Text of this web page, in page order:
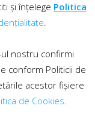
rezervate.
și înțelege Politica
.
nostru confirmi
conform Politicii de
acestor fișiere
de Cookies.